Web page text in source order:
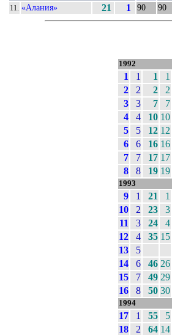
11. «Алания» 21 1 90 90
1992
1 1 1 1
2
2 2 2
3
3 7 7
4
4 10 10
5
5 12 12
6
6 16 16
7
7 17 17
8
8 19 19
1993
9 1 21 1
10
2 23 3
11
3 24 4
12
4 35 15
13
5
14
6 46 26
15
7 49 29
16
8 50 30
1994
17 1 55 5
18
2 64 14